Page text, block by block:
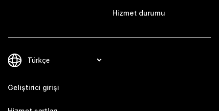
Hizmet durumu
Geliştirici girişi